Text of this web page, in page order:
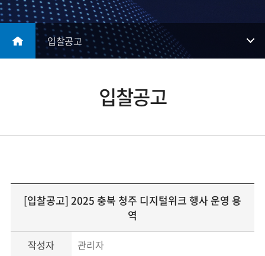
입찰공고
입찰공고
[입찰공고] 2025 충북 청주 디지털위크 행사 운영 용
역
작성자
관리자